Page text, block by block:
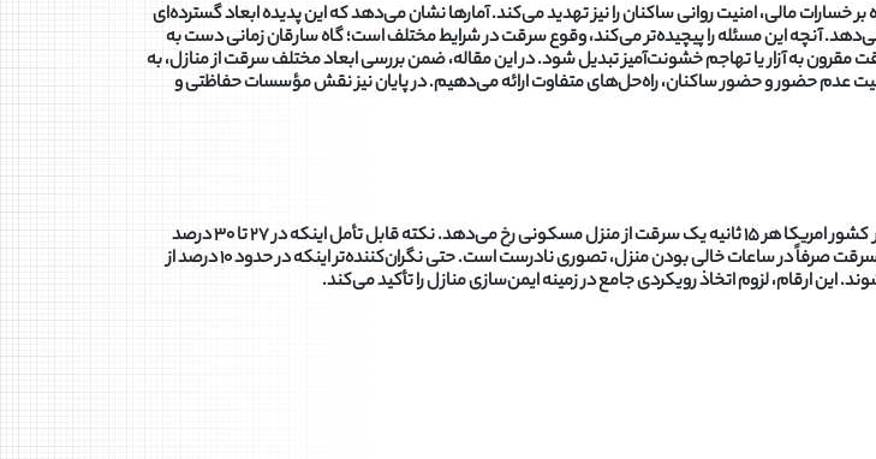
مالی، امنیت روانی ساکنان را نیز تهدید می‌کند. آمارها نشان می‌دهد که این پدیده ابعاد گسترده‌ای
آنچه این مسئله را پیچیده‌تر می‌کند، وقوع سرقت در شرایط مختلف است؛ گاه سارقان زمانی دست به
به آزار یا تهاجم خشونت‌آمیز تبدیل شود. در این مقاله، ضمن بررسی ابعاد مختلف سرقت از منازل، به
عدم حضور و حضور ساکنان، راه‌حل‌های متفاوت ارائه می‌دهیم. در پایان نیز نقش مؤسسات حفاظتی و
بررسی آمارهای موجود، ضرورت توجه به این مسئله را روشن می‌سازد. بر اساس تحقیقات، در کشور امریکا هر ۱۵ ثانیه یک سرقت از منزل مسکونی رخ می‌دهد. نکته قابل تأمل اینکه در ۲۷ تا ۳۰ درصد
موارد، ساکنان در خانه حضور دارند. این آمار نشان‌دهنده آن است که تصور رایج درباره وقوع سرقت صرفاً در ساعات خالی بودن منزل، تصوری نادرست است. حتی نگران‌کننده‌تر اینکه در حدود ۱۰ درصد از
ارقام، لزوم اتخاذ رویکردی جامع در زمینه ایمن‌سازی منازل را تأکید می‌کند.